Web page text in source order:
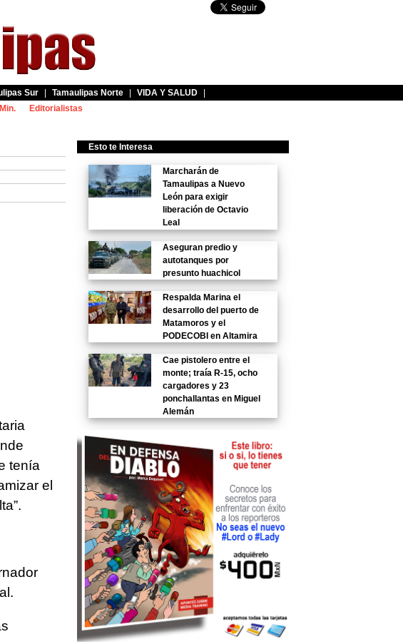
Sur Tamaulipas Norte VIDA Y SALUD
Editorialistas
tenía
el
Esto te Interesa
Marcharán de
Tamaulipas a Nuevo
León para exigir
liberación de Octavio
Leal
Aseguran predio y
autotanques por
presunto huachicol
Respalda Marina el
desarrollo del puerto de
Matamoros y el
PODECOBI en Altamira
Cae pistolero entre el
monte; traía R-15, ocho
cargadores y 23
ponchallantas en Miguel
Alemán